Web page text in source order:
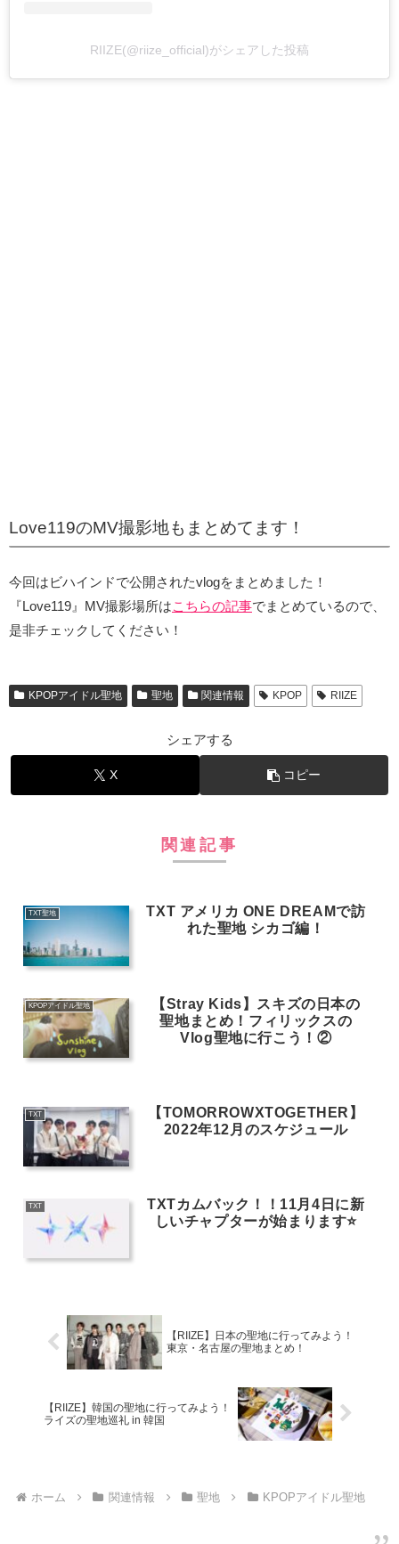
RIIZE(@riize_official)がシェアした投稿
Love119のMV撮影地もまとめてます！
今回はビハインドで公開されたvlogをまとめました！
『Love119』MV撮影場所はこちらの記事でまとめているので、
是非チェックしてください！
KPOPアイドル聖地 聖地 関連情報 KPOP RIIZE
シェアする
X コピー
関連記事
TXT聖地
TXT アメリカ ONE DREAMで訪
れた聖地 シカゴ編！
KPOPアイドル聖地
【Stray Kids】スキズの日本の
聖地まとめ！フィリックスの
Vlog聖地に行こう！②
TXT
【TOMORROWXTOGETHER】
2022年12月のスケジュール
TXT
TXTカムバック！！11月4日に新
しいチャプターが始まります⭐️
【RIIZE】日本の聖地に行ってみよう！
東京・名古屋の聖地まとめ！
【RIIZE】韓国の聖地に行ってみよう！
ライズの聖地巡礼 in 韓国
ホーム 関連情報 聖地 KPOPアイドル聖地